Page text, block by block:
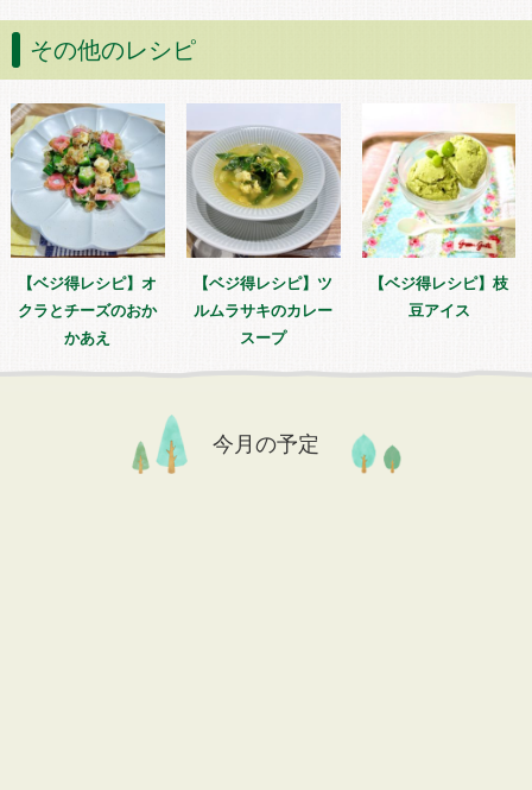
その他のレシピ
【ベジ得レシピ】オ
クラとチーズのおか
かあえ
【ベジ得レシピ】ツ
ルムラサキのカレー
スープ
【ベジ得レシピ】枝
豆アイス
今月の予定